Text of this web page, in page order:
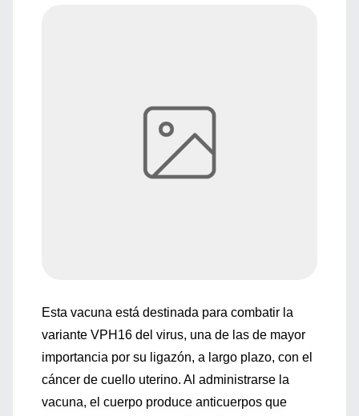
Esta vacuna está destinada para combatir la
variante VPH16 del virus, una de las de mayor
importancia por su ligazón, a largo plazo, con el
cáncer de cuello uterino. Al administrarse la
vacuna, el cuerpo produce anticuerpos que